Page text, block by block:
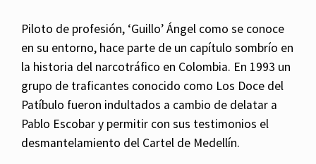
Piloto de profesión, ‘Guillo’ Ángel como se conoce
en su entorno, hace parte de un capítulo sombrío en
la historia del narcotráfico en Colombia. En 1993 un
grupo de traficantes conocido como Los Doce del
Patíbulo fueron indultados a cambio de delatar a
Pablo Escobar y permitir con sus testimonios el
desmantelamiento del Cartel de Medellín.